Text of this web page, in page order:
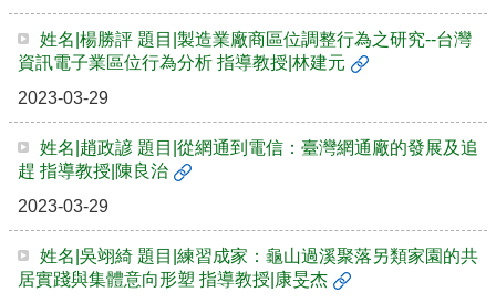
姓名|楊勝評 題目|製造業廠商區位調整行為之研究--台灣
資訊電子業區位行為分析 指導教授|林建元
2023-03-29
姓名|趙政諺 題目|從網通到電信：臺灣網通廠的發展及追
趕 指導教授|陳良治
2023-03-29
姓名|吳翊綺 題目|練習成家：龜山過溪聚落另類家園的共
居實踐與集體意向形塑 指導教授|康旻杰